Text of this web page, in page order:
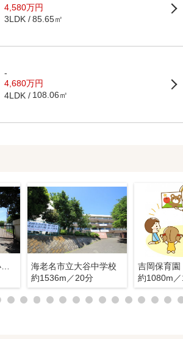
4,580万円
3LDK 85.65㎡
-
4,680万円
4LDK 108.06㎡
海老名市立杉久保小学校
海老名市立大谷中学校
約1536m／20分
吉岡保育園
約1080m